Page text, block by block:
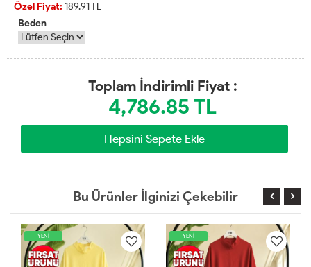
Özel Fiyat: 189.91TL
Beden
Toplam İndirimli Fiyat :
4,786.85TL
Bu Ürünler İlginizi Çekebilir
YENİ YENİ